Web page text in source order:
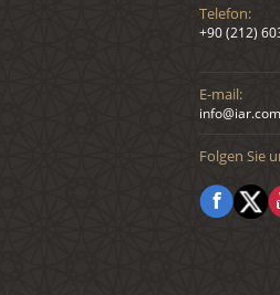
Telefon:
+90 (212)
E-mail:
Folgen Sie